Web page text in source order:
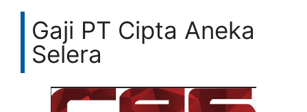
Gaji PT Cipta Aneka
Selera